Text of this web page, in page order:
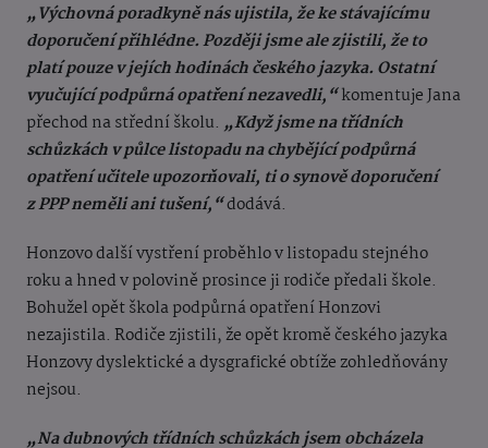
„Výchovná poradkyně nás ujistila, že ke stávajícímu
doporučení přihlédne. Později jsme ale zjistili, že to
platí pouze v jejích hodinách českého jazyka. Ostatní
vyučující podpůrná opatření nezavedli,“komentuje Jana
přechod na střední školu. „Když jsme na třídních
schůzkách v půlce listopadu na chybějící podpůrná
opatření učitele upozorňovali, ti o synově doporučení
z PPP neměli ani tušení,“dodává.
Honzovo další vystření proběhlo v listopadu stejného
roku a hned v polovině prosince ji rodiče předali škole.
Bohužel opět škola podpůrná opatření Honzovi
nezajistila. Rodiče zjistili, že opět kromě českého jazyka
Honzovy dyslektické a dysgrafické obtíže zohledňovány
nejsou.
„Na dubnových třídních schůzkách jsem obcházela